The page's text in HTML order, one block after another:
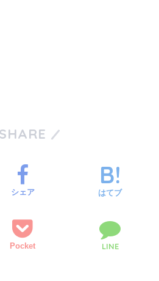
SHARE
シェア はてブ
Pocket LINE